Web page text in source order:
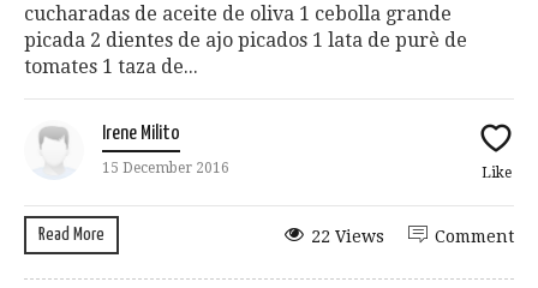
cucharadas de aceite de oliva 1 cebolla grande
picada 2 dientes de ajo picados 1 lata de purè de
tomates 1 taza de...
Irene Milito
15 December 2016 Like
Read More Comment
22 Views